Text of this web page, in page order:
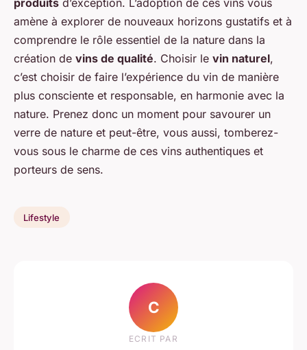
amène à explorer de nouveaux horizons gustatifs et à
comprendre le rôle essentiel de la nature dans la
création de vins de qualité. Choisir le vin naturel,
c’est choisir de faire l’expérience du vin de manière
plus consciente et responsable, en harmonie avec la
nature. Prenez donc un moment pour savourer un
verre de nature et peut-être, vous aussi, tomberez-
vous sous le charme de ces vins authentiques et
porteurs de sens.
Lifestyle
C
ECRIT PAR